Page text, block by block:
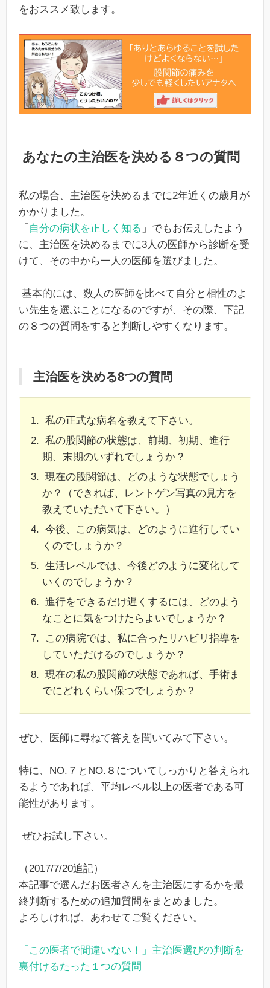
をおススメ致します。
あなたの主治医を決める８つの質問
私の場合、主治医を決めるまでに2年近くの歳月が
かかりました。
「 自分の病状を正しく知る 」でもお伝えしたよう
に、主治医を決めるまでに3人の医師から診断を受
けて、その中から一人の医師を選びました。
基本的には、数人の医師を比べて自分と相性のよ
い先生を選ぶことになるのですが、その際、下記
の８つの質問をすると判断しやすくなります。
主治医を決める8つの質問
私の正式な病名を教えて下さい。
私の股関節の状態は、前期、初期、進行
期、末期のいずれでしょうか？
現在の股関節は、どのような状態でしょう
か？（できれば、レントゲン写真の見方を
教えていただいて下さい。）
今後、この病気は、どのように進行してい
くのでしょうか？
生活レベルでは、今後どのように変化して
いくのでしょうか？
進行をできるだけ遅くするには、どのよう
なことに気をつけたらよいでしょうか？
この病院では、私に合ったリハビリ指導を
していただけるのでしょうか？
現在の私の股関節の状態であれば、手術ま
でにどれくらい保つでしょうか？
ぜひ、医師に尋ねて答えを聞いてみて下さい。
特に、NO.７とNO.８についてしっかりと答えられ
るようであれば、平均レベル以上の医者である可
能性があります。
ぜひお試し下さい。
（2017/7/20追記）
本記事で選んだお医者さんを主治医にするかを最
終判断するための追加質問をまとめました。
よろしければ、あわせてご覧ください。
「この医者で間違いない！」主治医選びの判断を
裏付けるたった１つの質問